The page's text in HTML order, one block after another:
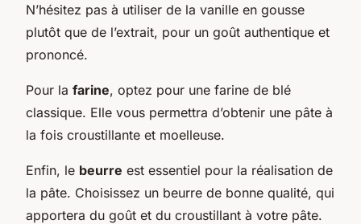
N’hésitez pas à utiliser de la vanille en gousse
plutôt que de l’extrait, pour un goût authentique et
prononcé.
Pour la farine, optez pour une farine de blé
classique. Elle vous permettra d’obtenir une pâte à
la fois croustillante et moelleuse.
Enfin, le beurre est essentiel pour la réalisation de
la pâte. Choisissez un beurre de bonne qualité, qui
apportera du goût et du croustillant à votre pâte.